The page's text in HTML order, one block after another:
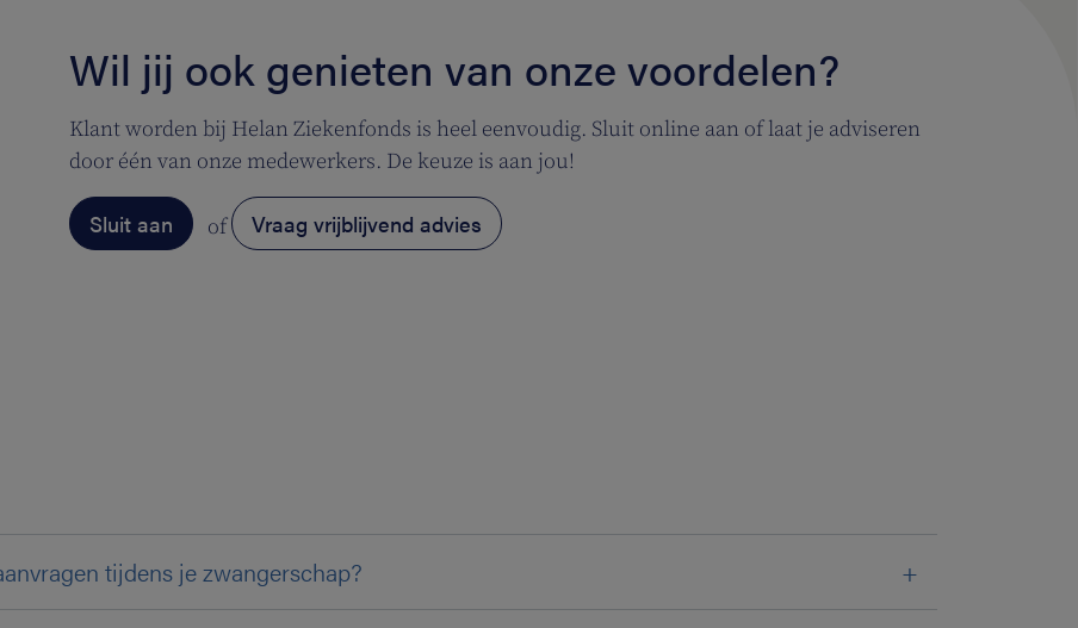
Wil jij ook genieten van onze voordelen?
Klant worden bij Helan Ziekenfonds is heel eenvoudig. Sluit online aan of laat je adviseren
door één van onze medewerkers. De keuze is aan jou!
Sluit aan of Vraag vrijblijvend advies
tijdens je zwangerschap?